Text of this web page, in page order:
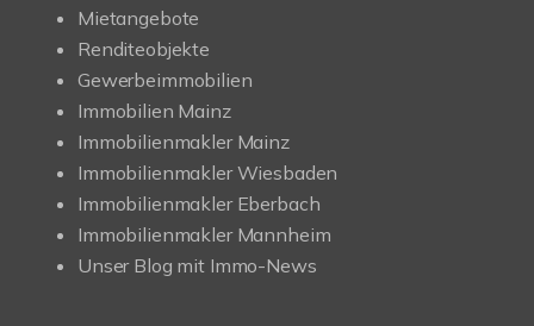
Mietangebote
Renditeobjekte
Gewerbeimmobilien
Immobilien Mainz
Immobilienmakler Mainz
Immobilienmakler Wiesbaden
Immobilienmakler Eberbach
Immobilienmakler Mannheim
Unser Blog mit Immo-News